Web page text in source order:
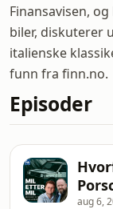
Finansavisen,
biler, diskuterer
italienske
funn fra finn.no.
Episoder
aug 6,